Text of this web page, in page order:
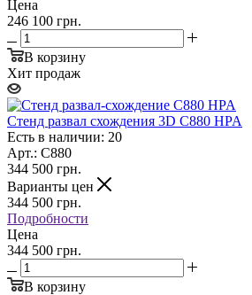
Цена
246 100 грн.
В корзину
Хит продаж
Стенд развал схождения 3D C880 HPA
Есть в наличии: 20
Арт.: C880
344 500 грн.
Варианты цен
344 500 грн.
Подробности
Цена
344 500 грн.
В корзину